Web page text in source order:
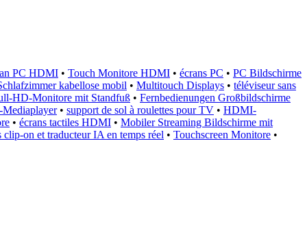
PC HDMI • Touch Monitore HDMI • écrans PC • PC Bildschirme
kabellose mobil • Multitouch Displays • téléviseur sans
HD-Monitore mit Standfuß • Fernbedienungen Großbildschirme
• support de sol à roulettes pour TV • HDMI-
• écrans tactiles HDMI • Mobiler Streaming Bildschirme mit
clip-on et traducteur IA en temps réel • Touchscreen Monitore •